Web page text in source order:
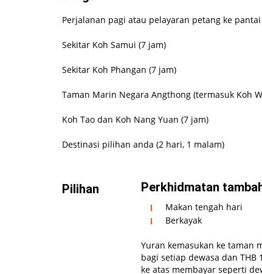
Pelindung matahari
Cermin mata hitam
Perjalanan pagi atau pelayaran petang ke
Sekitar Koh Samui (7 jam)
Sekitar Koh Phangan (7 jam)
Taman Marin Negara Angthong (termasuk Koh
Koh Tao dan Koh Nang Yuan (7 jam)
Destinasi pilihan anda (2 hari, 1 malam)
Pilihan Perkhidmatan
Makan tengah hari
Berkayak
Yuran kemasukan ke taman
bagi setiap dewasa dan
ke atas membayar seperti